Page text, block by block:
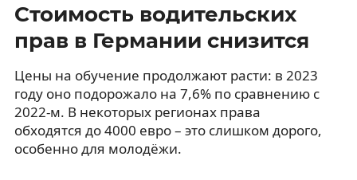
Стоимость водительских
прав в Германии снизится
Цены на обучение продолжают расти: в 2023
году оно подорожало на 7,6% по сравнению с
2022-м. В некоторых регионах права
обходятся до 4000 евро – это слишком дорого,
особенно для молодёжи.